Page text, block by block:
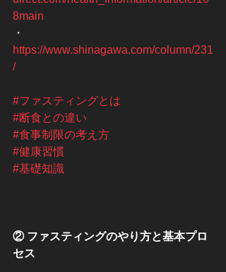
8main
・
https://www.shinagawa.com/column/231
/
#ファスティングとは
#断食との違い
#食事制限の考え方
#健康習慣
#基礎知識
② ファスティングのやり方と基本プロ
セス